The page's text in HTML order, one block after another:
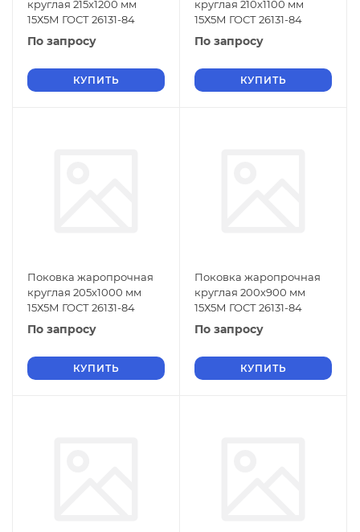
круглая 215х1200 мм
15Х5М ГОСТ 26131-84
По запросу
КУПИТЬ
круглая 210х1100 мм
15Х5М ГОСТ 26131-84
По запросу
КУПИТЬ
Поковка жаропрочная
круглая 205х1000 мм
15Х5М ГОСТ 26131-84
По запросу
КУПИТЬ
Поковка жаропрочная
круглая 200х900 мм
15Х5М ГОСТ 26131-84
По запросу
КУПИТЬ